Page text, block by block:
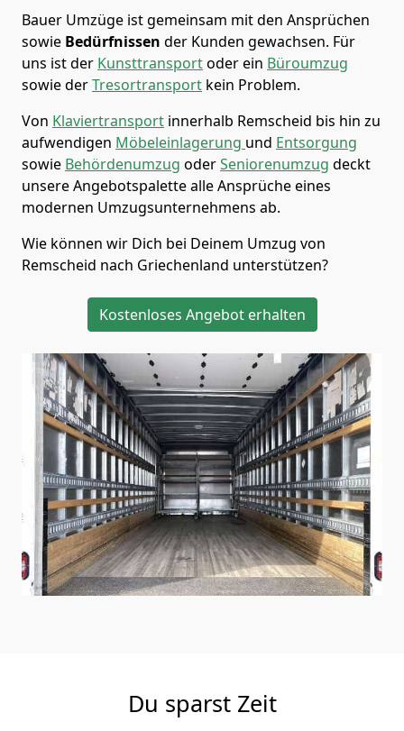
Bauer Umzüge ist gemeinsam mit den Ansprüchen
sowie Bedürfnissen der Kunden gewachsen. Für
uns ist der Kunsttransportoder ein Büroumzug
sowie derTresortransport kein Problem.
Von Klaviertransport innerhalb Remscheid bis hin zu
aufwendigen Möbeleinlagerung und Entsorgung
sowie Behördenumzug oderSeniorenumzug deckt
unsere Angebotspalette alle Ansprüche eines
modernen Umzugsunternehmens ab.
Wie können wir Dich bei Deinem Umzug von
Remscheid nach Griechenland unterstützen?
Kostenloses Angebot erhalten
Du sparst Zeit